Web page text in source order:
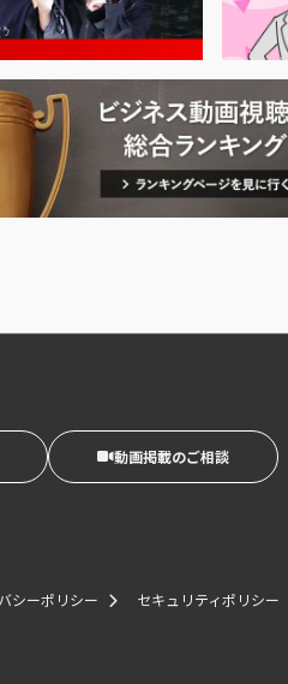
動画掲載のご相談
シーポリシー セキュリティポリシー